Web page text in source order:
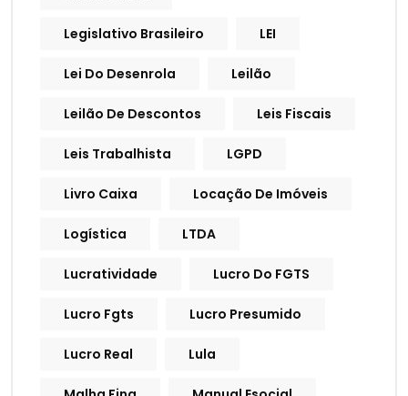
Legislativo Brasileiro LEI
Lei Do Desenrola Leilão
Leilão De Descontos Leis Fiscais
Leis Trabalhista LGPD
Livro Caixa Locação De Imóveis
Logística LTDA
Lucratividade Lucro Do FGTS
Lucro Fgts Lucro Presumido
Lucro Real Lula